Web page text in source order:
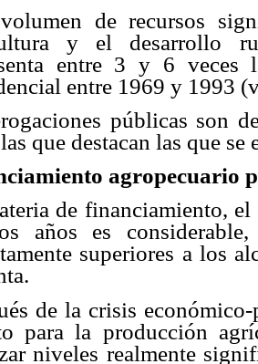
de recursos
y el desarrollo
entre 3 y 6 veces
entre 1969 y 1993
públicas son
que destacan las que
agropecuario
de financiamiento,
años es
superiores a los
de la crisis
para la producción
niveles realmente